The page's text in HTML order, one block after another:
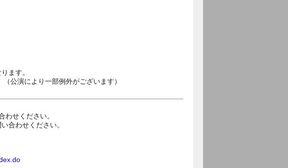
ます。
（公演により一部例外がございます）
せください。
合わせください。